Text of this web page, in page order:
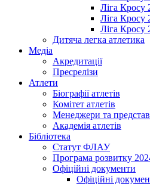
Ліга Кросу
Ліга Кросу
Ліга Кросу
Дитяча легка атлетика
Медіа
Акредитації
Пресрелізи
Атлети
Біографії атлетів
Комітет атлетів
Менеджери та
Академія атлетів
Бібліотека
Статут ФЛАУ
Програма розвитку
Офіційні документи
Офіційні